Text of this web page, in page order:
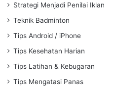
Strategi Menjadi Penilai Iklan
Teknik Badminton
Tips Android / iPhone
Tips Kesehatan Harian
Tips Latihan & Kebugaran
Tips Mengatasi Panas